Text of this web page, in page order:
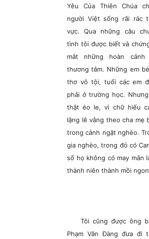
Yêu Của Thiên Chúa
người Việt sống rãi rác
vực. Qua những câu
tình tôi được biết và
mắt những hoàn
thương tâm. Những em
thơ vô tội, tuổi các em
phải ở trường học.
thật éo le, vì chữ hiếu
lặng lẽ vâng theo cha mẹ
trong cảnh ngặt nghèo.
gia nghèo, trong đó có
số họ không có may mắn
thành niên thành mồi
Tôi cũng được ông
Phạm Văn Đàng đưa đi